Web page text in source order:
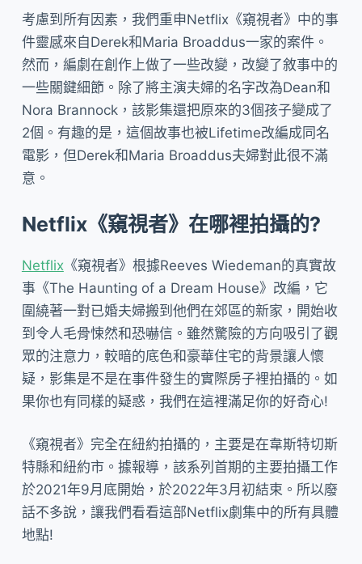
考慮到所有因素，我們重申Netflix《窺視者》中的事
件靈感來自Derek和Maria Broaddus一家的案件。
然而，編劇在創作上做了一些改變，改變了敘事中的
一些關鍵細節。除了將主演夫婦的名字改為Dean和
Nora Brannock，該影集還把原來的3個孩子變成了
2個。有趣的是，這個故事也被Lifetime改編成同名
電影，但Derek和Maria Broaddus夫婦對此很不滿
意。
Netflix《窺視者》在哪裡拍攝的?
Netflix 《窺視者》根據Reeves Wiedeman的真實故
事《The Haunting of a Dream House》改編，它
圍繞著一對已婚夫婦搬到他們在郊區的新家，開始收
到令人毛骨悚然和恐嚇信。雖然驚險的方向吸引了觀
眾的注意力，較暗的底色和豪華住宅的背景讓人懷
疑，影集是不是在事件發生的實際房子裡拍攝的。如
果你也有同樣的疑惑，我們在這裡滿足你的好奇心!
《窺視者》完全在紐約拍攝的，主要是在韋斯特切斯
特縣和紐約市。據報導，該系列首期的主要拍攝工作
於2021年9月底開始，於2022年3月初結束。所以廢
話不多說，讓我們看看這部Netflix劇集中的所有具體
地點!